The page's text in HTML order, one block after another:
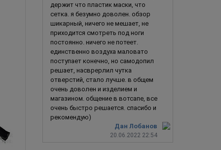
Дан Лобанов
20.06.2022 22:54
держит что пластик маски, что
сетка. я безумно доволен. обзор
шикарный, ничего не мешает, не
приходится смотреть под ноги
постоянно. ничего не потеет.
единственно воздуха маловато
поступает конечно, но самодопил
решает, насврерлил чутка
отверстий, стало лучше. в общем
очень доволен и изделием и
магазином. общение в вотсапе, все
очень быстро решается. спасибо и
рекомендую)